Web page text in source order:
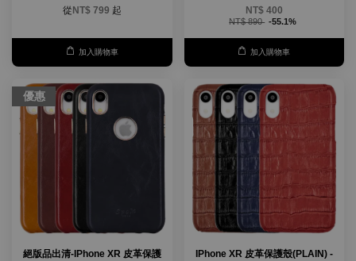
從 NT$ 799 起
加入購物車
NT$ 400
NT$ 890 -55.1%
加入購物車
優惠
絕版品出清-IPhone XR 皮革保護
IPhone XR 皮革保護殼(PLAIN) -